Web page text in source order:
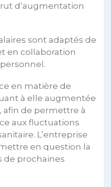
d’augmentation
sont adaptés de
en collaboration
en matière de
à elle augmentée
afin de permettre à
aux fluctuations
L’entreprise
en question la
de prochaines